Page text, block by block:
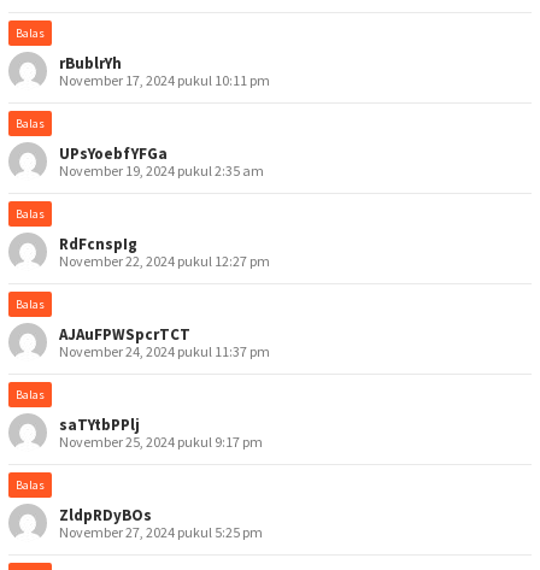
Balas
rBublrYh
November 17, 2024 pukul 10:11 pm
Balas
UPsYoebfYFGa
November 19, 2024 pukul 2:35 am
Balas
RdFcnspIg
November 22, 2024 pukul 12:27 pm
Balas
AJAuFPWSpcrTCT
November 24, 2024 pukul 11:37 pm
Balas
saTYtbPPlj
November 25, 2024 pukul 9:17 pm
Balas
ZldpRDyBOs
November 27, 2024 pukul 5:25 pm